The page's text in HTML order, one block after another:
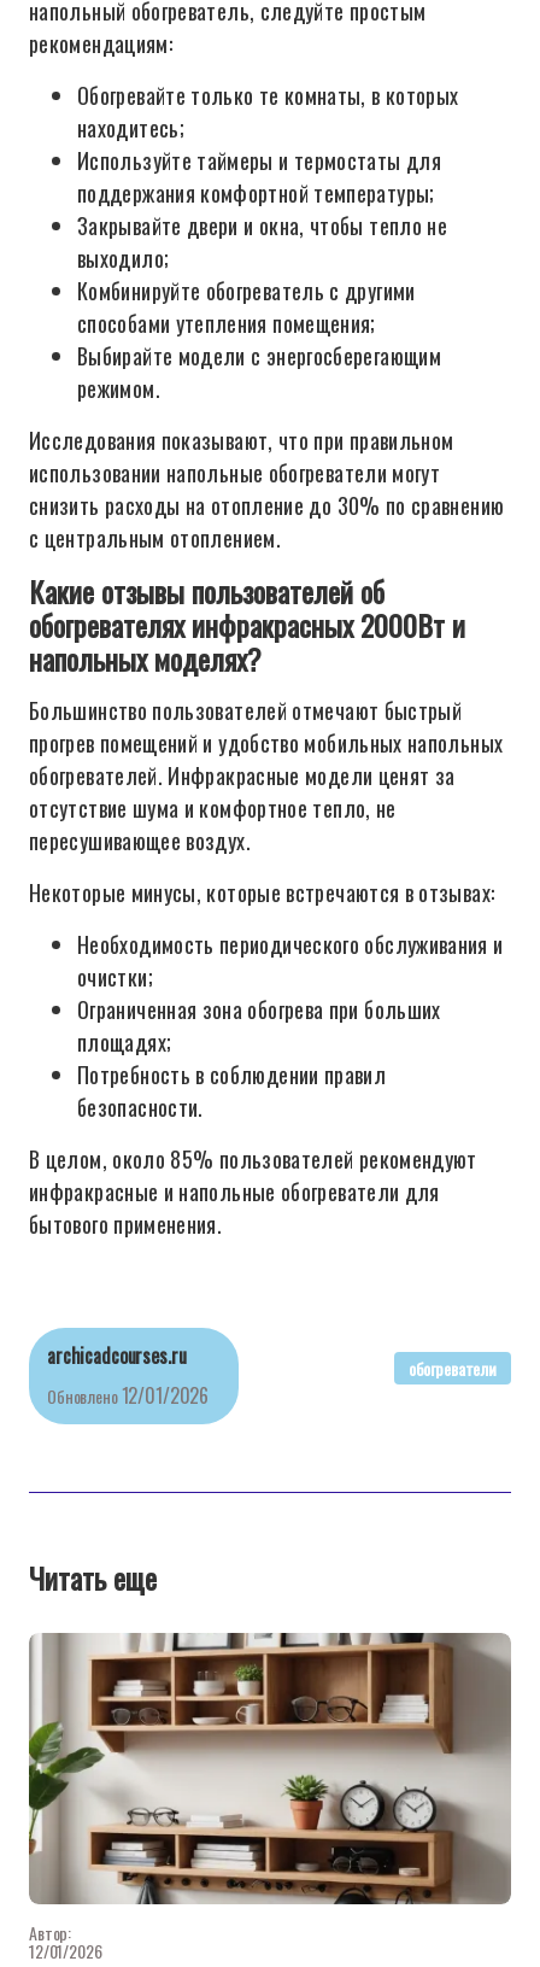
напольный обогреватель, следуйте простым
рекомендациям:
Обогревайте только те комнаты, в которых
находитесь;
Используйте таймеры и термостаты для
поддержания комфортной температуры;
Закрывайте двери и окна, чтобы тепло не
выходило;
Комбинируйте обогреватель с другими
способами утепления помещения;
Выбирайте модели с энергосберегающим
режимом.
Исследования показывают, что при правильном
использовании напольные обогреватели могут
снизить расходы на отопление до 30% по сравнению
с центральным отоплением.
Какие отзывы пользователей об
обогревателях инфракрасных 2000Вт и
напольных моделях?
Большинство пользователей отмечают быстрый
прогрев помещений и удобство мобильных напольных
обогревателей. Инфракрасные модели ценят за
отсутствие шума и комфортное тепло, не
пересушивающее воздух.
Некоторые минусы, которые встречаются в отзывах:
Необходимость периодического обслуживания и
очистки;
Ограниченная зона обогрева при больших
площадях;
Потребность в соблюдении правил
безопасности.
В целом, около 85% пользователей рекомендуют
инфракрасные и напольные обогреватели для
бытового применения.
archicadcourses.ru
Обновлено12/01/2026
обогреватели
Читать еще
Автор:
12/01/2026